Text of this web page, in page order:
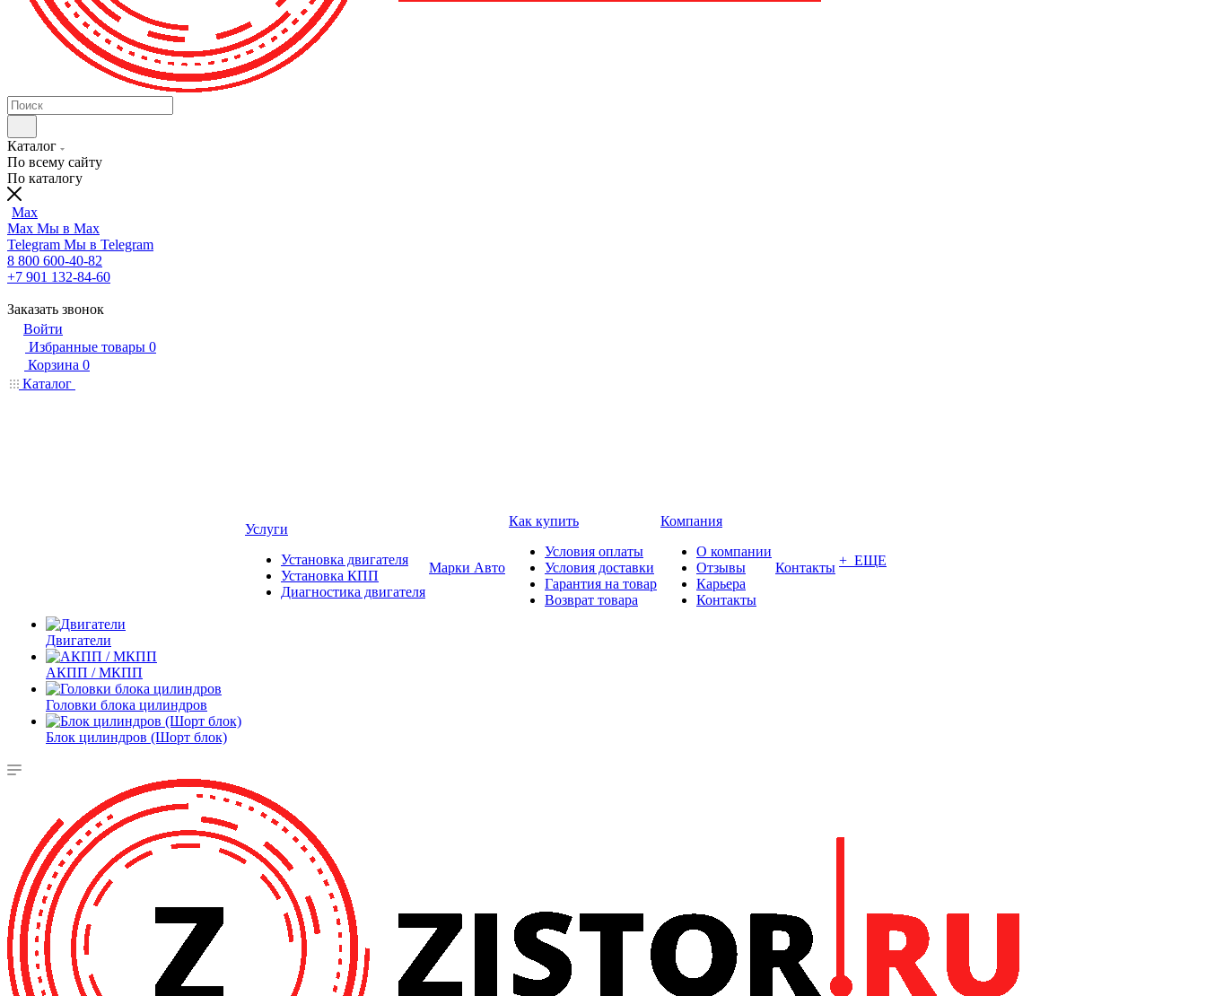
Каталог
По всему сайту
По каталогу
Max
Max Мы в Max
Telegram Мы в Telegram
8 800 600-40-82
+7 901 132-84-60
Заказать звонок
Войти
Избранные товары 0
Корзина 0
Каталог
Двигатели
АКПП / МКПП
Головки блока цилиндров
Блок цилиндров (Шорт блок)
Услуги
Установка двигателя
Установка КПП
Диагностика двигателя
Марки Авто
Как купить
Условия оплаты
Условия доставки
Гарантия на товар
Возврат товара
Компания
О компании
Отзывы
Карьера
Контакты
Контакты + ЕЩЕ